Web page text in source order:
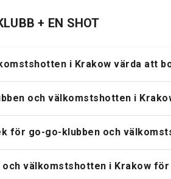
+ EN SHOT
i Krakow värda att
och välkomstshotten i
för go-go-klubben och
välkomstshotten i Krakow för